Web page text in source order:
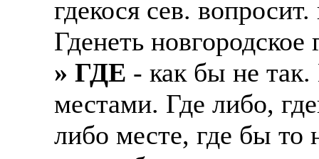
Также смотрите
отправке в другие
А также
рабочий,
стикеровщик.
# работа за границей
В таких банках, как
Промсвязьбанк,
А также в
СДЭК, ПЭК и т.д.
В направлениях: без
консультирование,
гдекося сев.
Гденеть новгородское
» ГДЕ - как бы не так.
местами. Где либо,
либо месте, где бы то